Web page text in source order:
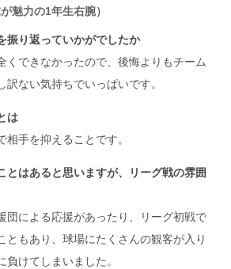
魅力の1年生右腕）
り返っていかがでしたか
くできなかったので、後悔よりもチーム
訳ない気持ちでいっぱいです。
は
相手を抑えることです。
はあると思いますが、リーグ戦の雰囲
団による応援があったり、リーグ初戦で
ともあり、球場にたくさんの観客が入り
けてしまいました。